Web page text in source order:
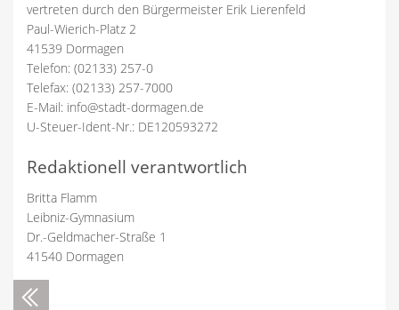
vertreten durch den Bürgermeister Erik Lierenfeld
Paul-Wierich-Platz 2
41539 Dormagen
Telefon: (02133) 257-0
Telefax: (02133) 257-7000
E-Mail: info@stadt-dormagen.de
U-Steuer-Ident-Nr.: DE120593272
Redaktionell verantwortlich
Britta Flamm
Leibniz-Gymnasium
Dr.-Geldmacher-Straße 1
41540 Dormagen